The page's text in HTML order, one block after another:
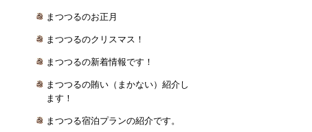
まつつるのお正月
まつつるのクリスマス！
まつつるの新着情報です！
まつつるの賄い（まかない）紹介し
ます！
まつつる宿泊プランの紹介です。